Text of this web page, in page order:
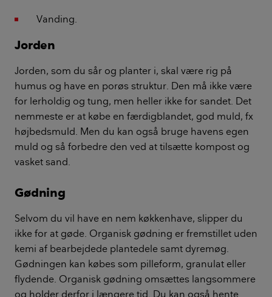
Vanding.
Jorden
Jorden, som du sår og planter i, skal være rig på
humus og have en porøs struktur. Den må ikke være
for lerholdig og tung, men heller ikke for sandet. Det
nemmeste er at købe en færdigblandet, god muld, fx
højbedsmuld. Men du kan også bruge havens egen
muld og så forbedre den ved at tilsætte kompost og
vasket sand.
Gødning
Selvom du vil have en nem køkkenhave, slipper du
ikke for at gøde. Organisk gødning er fremstillet uden
kemi af bearbejdede plantedele samt dyremøg.
Gødningen kan købes som pilleform, granulat eller
flydende. Organisk gødning omsættes langsommere
og holder derfor i længere tid. Du kan også hente